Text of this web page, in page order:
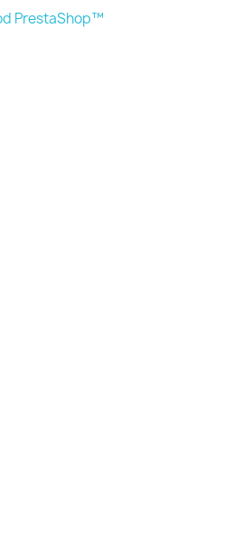
PrestaShop™